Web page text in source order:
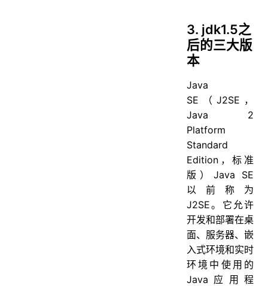
内部类
52. 什么是内部类？
53. 内部类的分类有哪些
54. 内部类的优点
55. 内部类有哪些应用场景
56. 局部内部类和匿名内部类访问局部变量的时候，为什么变量必须要加上final？
重写与重载
3. jdk1.5之
后的三大版
本
Java
SE（J2SE，
Java 2
Platform
Standard
Edition，标准
版）Java SE
以前称为
J2SE。它允许
开发和部署在桌
面、服务器、嵌
入式环境和实时
环境中使用的
Java应用程